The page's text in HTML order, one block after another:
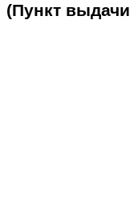
(Пункт выдачи